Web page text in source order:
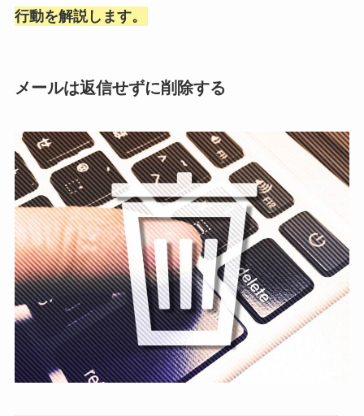
行動を解説します。
メールは返信せずに削除する